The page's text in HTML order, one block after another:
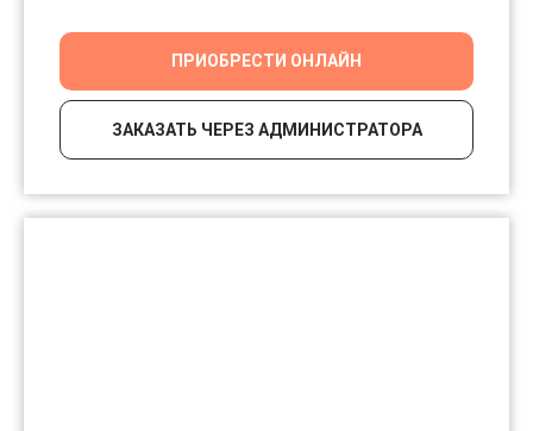
ПРИОБРЕСТИ ОНЛАЙН
ЗАКАЗАТЬ ЧЕРЕЗ АДМИНИСТРАТОРА